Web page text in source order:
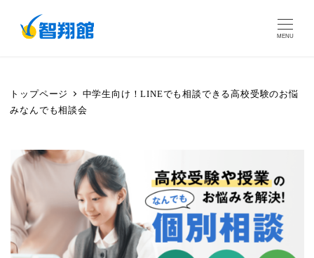
MENU
トップページ
中学生向け！LINEでも相談できる高校受験のお悩
みなんでも相談会